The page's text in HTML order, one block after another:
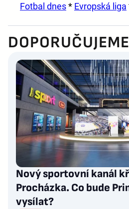
Fotbal dnes* Evropská liga
DOPORUČUJEME
Nový sportovní kanál
Procházka. Co bude
vysílat?